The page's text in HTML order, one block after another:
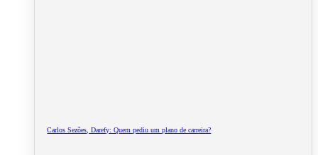
Carlos Sezões, Darefy: Quem pediu um plano de carreira?